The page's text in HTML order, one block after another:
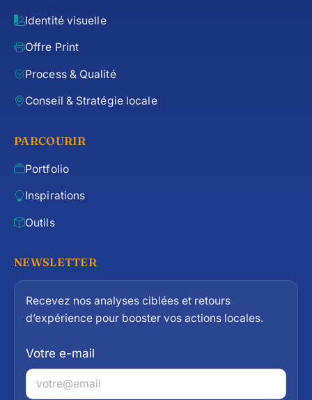
Identité visuelle
Offre Print
Process & Qualité
Conseil & Stratégie locale
PARCOURIR
Portfolio
Inspirations
Outils
NEWSLETTER
Recevez nos analyses ciblées et retours
d’expérience pour booster vos actions locales.
Votre e-mail